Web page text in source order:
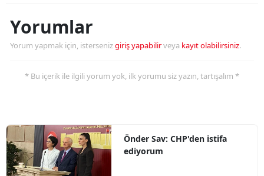
Yorumlar
Yorum yapmak için, istersenizgiriş yapabilirveya kayıt olabilirsiniz.
* Bu içerik ile ilgili yorum yok, ilk yorumu siz yazın, tartışalım *
Önder Sav: CHP'den istifa
ediyorum